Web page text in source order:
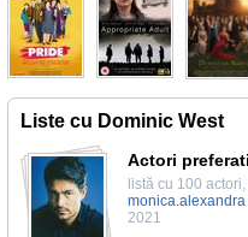
Liste cu Dominic West
Actori
listă cu 100
monica.alexandra
2021